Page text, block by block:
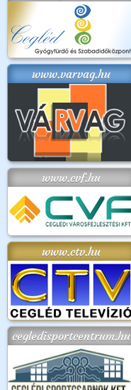
www.varvag.hu
www.cvf.hu
www.ctv.hu
cegledisportcentrum.hu